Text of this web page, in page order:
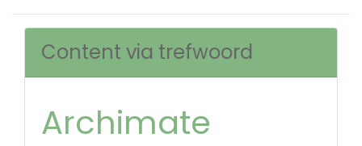
Content via trefwoord
Archimate